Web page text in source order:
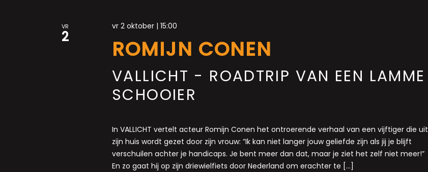
VR
2
vr 2 oktober | 15:00
ROMIJN CONEN
VALLICHT - ROADTRIP VAN EEN LAMME
SCHOOIER
In VALLICHT vertelt acteur Romijn Conen het ontroerende verhaal van een vijftiger die uit
zijn huis wordt gezet door zijn vrouw: ”Ik kan niet langer jouw geliefde zijn als jij je blijft
verschuilen achter je handicaps. Je bent meer dan dat, maar je ziet het zelf niet meer!”
En zo gaat hij op zijn driewielfiets door Nederland om erachter te […]